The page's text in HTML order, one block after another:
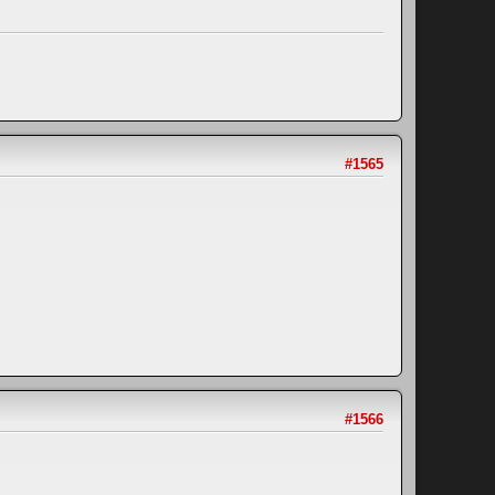
#1565
#1566